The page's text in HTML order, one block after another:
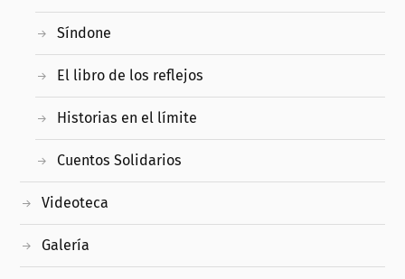
Síndone
El libro de los reflejos
Historias en el límite
Cuentos Solidarios
Videoteca
Galería